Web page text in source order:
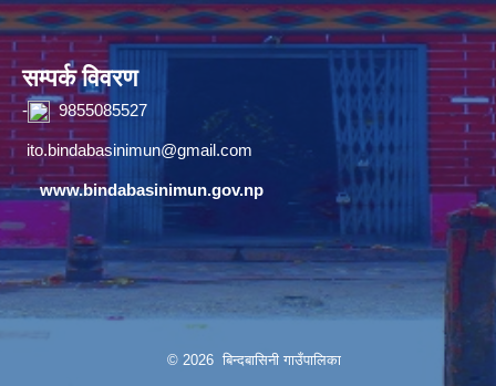
सम्पर्क विवरण
- 9855085527
ito.bindabasinimun@gmail.com
www.bindabasinimun.gov.np
© 2026 बिन्दबासिनी गाउँपालिका